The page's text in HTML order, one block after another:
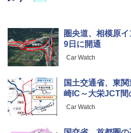
圏央道、相模原
9日に開通
Car Watch
国土交通省、東
崎IC～大栄JCT間
Car Watch